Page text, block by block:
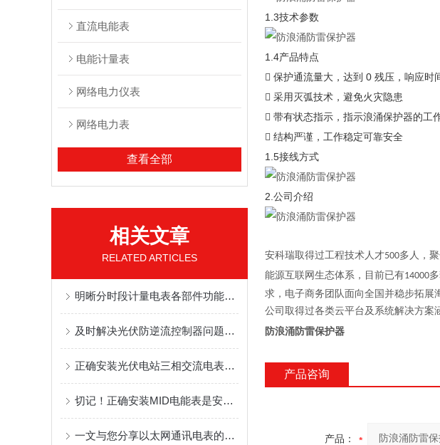
直流电能表
电能计量表
网络电力仪表
网络电力表
查看全部
相关文章
RELATED ARTICLES
明晰分时段计量电表各部件功能特点保障电力计量数据准确合规
及时解决光伏防逆流控制器问题有助于提升系统稳定性与运维效率
正确安装光伏电站三相交流电表是为光伏电站运维管理提供技术支持的关键
切记！正确安装MID电能表是安全使用的前提
一文与您分享以太网通讯电表的正确安装步骤
1.3技术参数
1.4产品特点
 保护通流量大，达到 0 残压，响应时
 采用灭弧技术，避免火灾隐患
 带有状态指示，指示浪涌保护器的工
 结构严谨，工作稳定可靠安全
1.5接线方式
2.公司介绍
安科瑞取得过工程技术人才500多人，
能源互联网生态体系，目前已有14000
求，电子商务团队面向全国并稳步拓展
公司取得过各类云平台及系统解决方案
防浪涌防雷保护器
产品咨询
产品：